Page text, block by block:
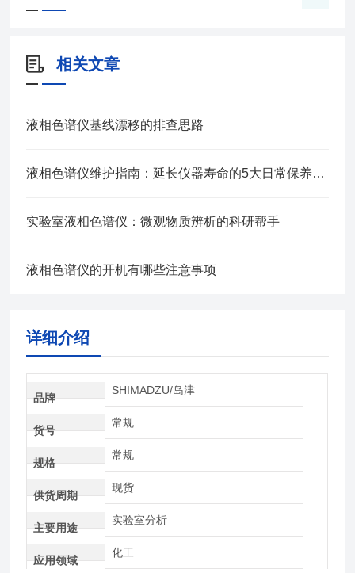
相关文章
液相色谱仪基线漂移的排查思路
液相色谱仪维护指南：延长仪器寿命的5大日常保养技巧与故障排查方法
实验室液相色谱仪：微观物质辨析的科研帮手
液相色谱仪的开机有哪些注意事项
详细介绍
品牌
SHIMADZU/岛津
货号
常规
规格
常规
供货周期
现货
主要用途
实验室分析
应用领域
化工